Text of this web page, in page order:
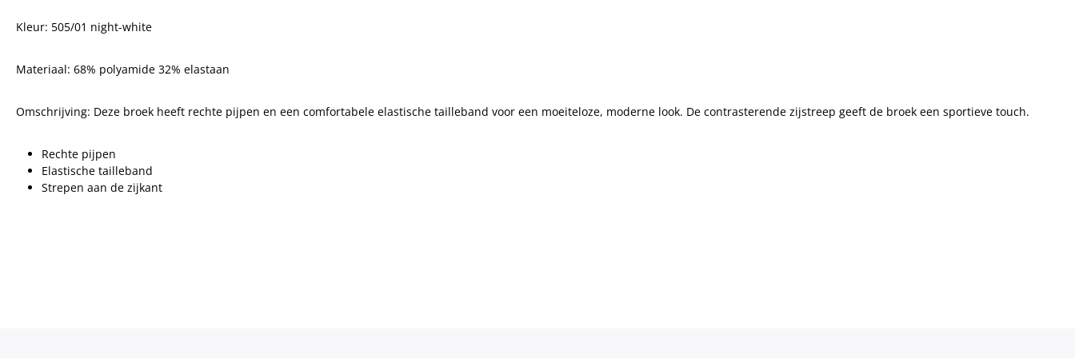
Kleur: 505/01 night-white
Materiaal: 68% polyamide 32% elastaan
Omschrijving: Deze broek heeft rechte pijpen en een comfortabele elastische tailleband voor een moeiteloze, moderne look. De contrasterende zijstreep geeft de broek een sportieve touch.
Rechte pijpen
Elastische tailleband
Strepen aan de zijkant